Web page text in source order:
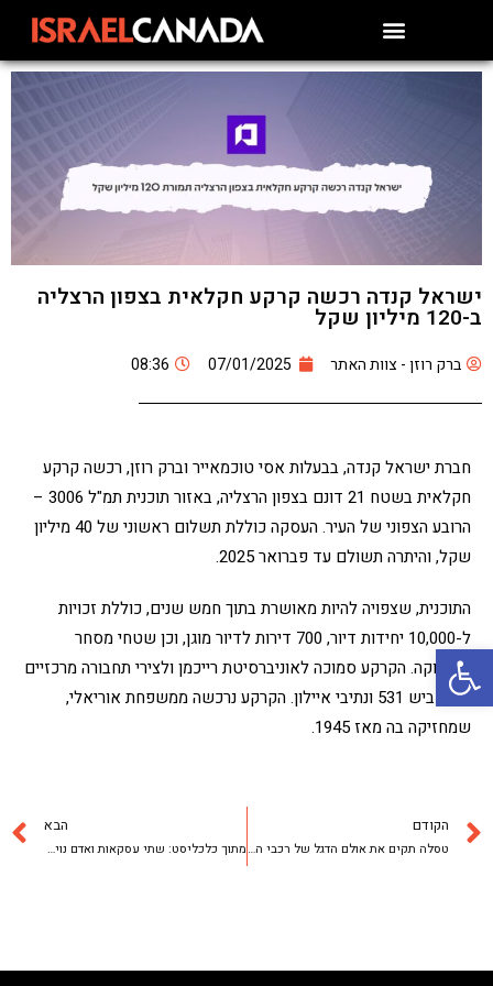
פתח סרגל נגישות
ישראל קנדה רכשה קרקע חקלאית בצפון הרצליה
ב-120 מיליון שקל
ברק רוזן - צוות האתר 07/01/2025
08:36
חברת ישראל קנדה, בבעלות אסי טוכמאייר וברק רוזן, רכשה קרקע
חקלאית בשטח 21 דונם בצפון הרצליה, באזור תוכנית תמ"ל 3006 –
הרובע הצפוני של העיר. העסקה כוללת תשלום ראשוני של 40 מיליון
שקל, והיתרה תשולם עד פברואר 2025.
התוכנית, שצפויה להיות מאושרת בתוך חמש שנים, כוללת זכויות
ל-10,000 יחידות דיור, 700 דירות לדיור מוגן, וכן שטחי מסחר
ותעסוקה. הקרקע סמוכה לאוניברסיטת רייכמן ולצירי תחבורה מרכזיים
כמו כביש 531 ונתיבי איילון. הקרקע נרכשה ממשפחת אוריאלי,
שמחזיקה בה מאז 1945.
הקודם
טסלה תקים את אולם הדגל של רכבי החברה במידטאון תל-אביב | ynet
הבא
מתוך כלכליסט: שתי עסקאות ואדם נוימן הספיקו לקנדה גלובל לזנק לשווי 730 מיליון שקל